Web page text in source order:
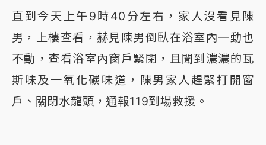
直到今天上午9時40分左右，家人沒看見陳
男，上樓查看，赫見陳男倒臥在浴室內一動也
不動，查看浴室內窗戶緊閉，且聞到濃濃的瓦
斯味及一氧化碳味道，陳男家人趕緊打開窗
戶、關閉水龍頭，通報119到場救援。